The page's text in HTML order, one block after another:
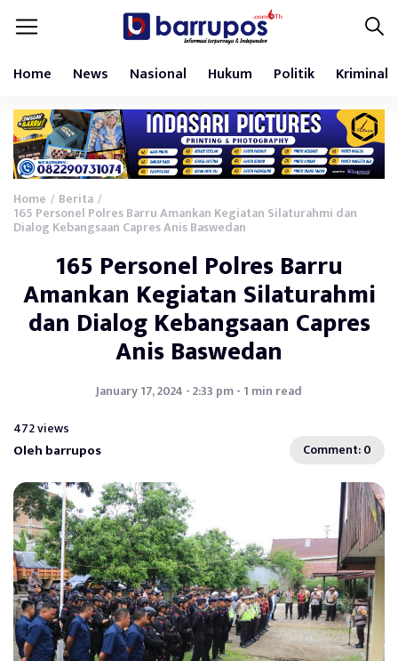
Home News Nasional Hukum Politik Kriminal
Home / Berita /
165 Personel Polres Barru Amankan Kegiatan Silaturahmi dan
Dialog Kebangsaan Capres Anis Baswedan
165 Personel Polres Barru
Amankan Kegiatan Silaturahmi
dan Dialog Kebangsaan Capres
Anis Baswedan
January 17, 2024 - 2:33 pm - 1 min read
472 views
Oleh barrupos Comment: 0